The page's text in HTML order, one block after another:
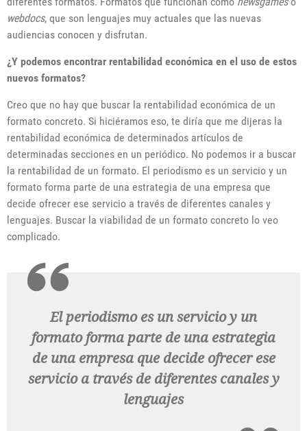
webdocs, que son lenguajes muy actuales que las nuevas
audiencias conocen y disfrutan.
¿Y podemos encontrar rentabilidad económica en el uso de estos
nuevos formatos?
Creo que no hay que buscar la rentabilidad económica de un
formato concreto. Si hiciéramos eso, te diría que me dijeras la
rentabilidad económica de determinados artículos de
determinadas secciones en un periódico. No podemos ir a buscar
la rentabilidad de un formato. El periodismo es un servicio y un
formato forma parte de una estrategia de una empresa que
decide ofrecer ese servicio a través de diferentes canales y
lenguajes. Buscar la viabilidad de un formato concreto lo veo
complicado.
El periodismo es un servicio y un
formato forma parte de una estrategia
de una empresa que decide ofrecer ese
servicio a través de diferentes canales y
lenguajes